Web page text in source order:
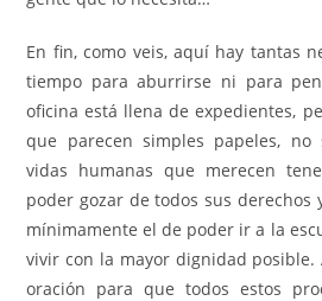
En fin, como veis, aquí hay tantas
tiempo para aburrirse ni para
oficina está llena de expedientes,
que parecen simples papeles, no
vidas humanas que merecen
poder gozar de todos sus derechos
mínimamente el de poder ir a la
vivir con la mayor dignidad posible.
oración para que todos estos